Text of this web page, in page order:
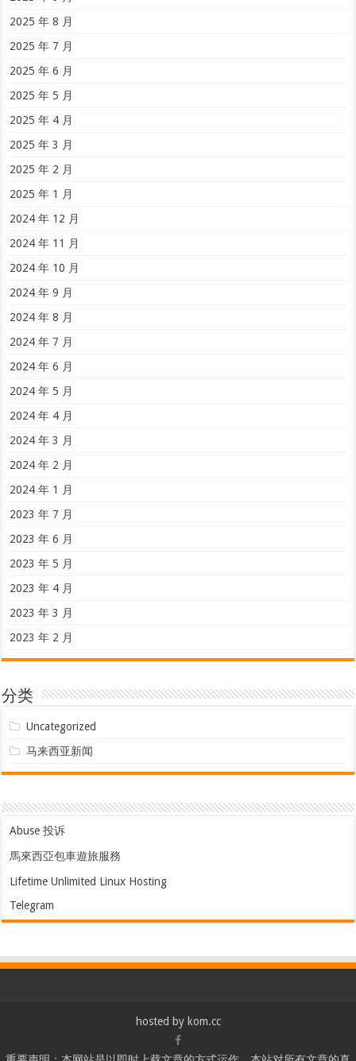
2025 年 8 月
2025 年 7 月
2025 年 6 月
2025 年 5 月
2025 年 4 月
2025 年 3 月
2025 年 2 月
2025 年 1 月
2024 年 12 月
2024 年 11 月
2024 年 10 月
2024 年 9 月
2024 年 8 月
2024 年 7 月
2024 年 6 月
2024 年 5 月
2024 年 4 月
2024 年 3 月
2024 年 2 月
2024 年 1 月
2023 年 7 月
2023 年 6 月
2023 年 5 月
2023 年 4 月
2023 年 3 月
2023 年 2 月
分类
Uncategorized
马来西亚新闻
Abuse 投诉
馬來西亞包車遊旅服務
Lifetime Unlimited Linux Hosting
Telegram
hosted by kom.cc